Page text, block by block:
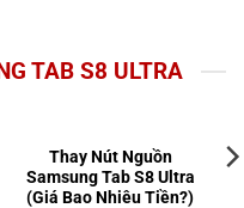
TAB S8 ULTRA
Thay Nút Nguồn
Samsung Tab S8 Ultra
(Giá Bao Nhiêu Tiền?)